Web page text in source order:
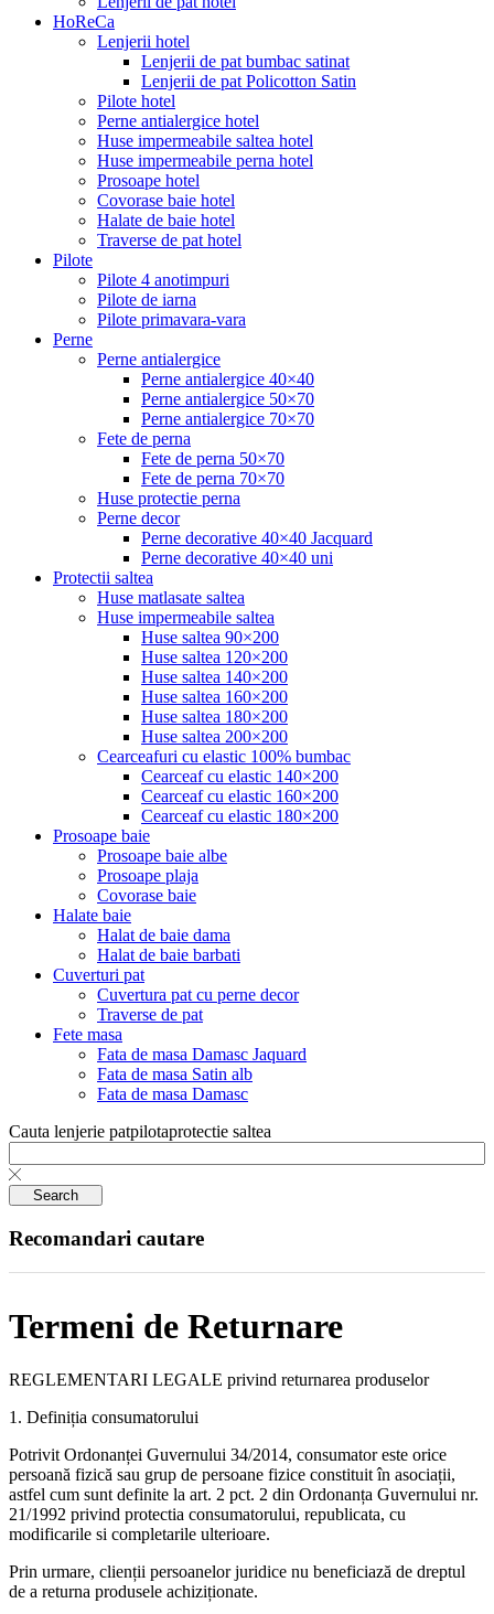
HoReCa
Lenjerii hotel
Lenjerii de pat bumbac satinat
Lenjerii de pat Policotton Satin
Pilote hotel
Perne antialergice hotel
Huse impermeabile saltea hotel
Huse impermeabile perna hotel
Prosoape hotel
Covorase baie hotel
Halate de baie hotel
Traverse de pat hotel
Pilote
Pilote 4 anotimpuri
Pilote de iarna
Pilote primavara-vara
Perne
Perne antialergice
Perne antialergice 40×40
Perne antialergice 50×70
Perne antialergice 70×70
Fete de perna
Fete de perna 50×70
Fete de perna 70×70
Huse protectie perna
Perne decor
Perne decorative 40×40 Jacquard
Perne decorative 40×40 uni
Protectii saltea
Huse matlasate saltea
Huse impermeabile saltea
Huse saltea 90×200
Huse saltea 120×200
Huse saltea 140×200
Huse saltea 160×200
Huse saltea 180×200
Huse saltea 200×200
Cearceafuri cu elastic 100% bumbac
Cearceaf cu elastic 140×200
Cearceaf cu elastic 160×200
Cearceaf cu elastic 180×200
Prosoape baie
Prosoape baie albe
Prosoape plaja
Covorase baie
Halate baie
Halat de baie dama
Halat de baie barbati
Cuverturi pat
Cuvertura pat cu perne decor
Traverse de pat
Fete masa
Fata de masa Damasc Jaquard
Fata de masa Satin alb
Fata de masa Damasc
Cauta lenjerie patpilotaprotectie saltea
Search
Recomandari cautare
Termeni de Returnare
REGLEMENTARI LEGALE privind returnarea produselor
1. Definiția consumatorului
Potrivit Ordonanței Guvernului 34/2014, consumator este orice
persoană fizică sau grup de persoane fizice constituit în asociații,
astfel cum sunt definite la art. 2 pct. 2 din Ordonanța Guvernului nr.
21/1992 privind protectia consumatorului, republicata, cu
modificarile si completarile ulterioare.
Prin urmare, clienții persoanelor juridice nu beneficiază de dreptul
de a returna produsele achiziționate.